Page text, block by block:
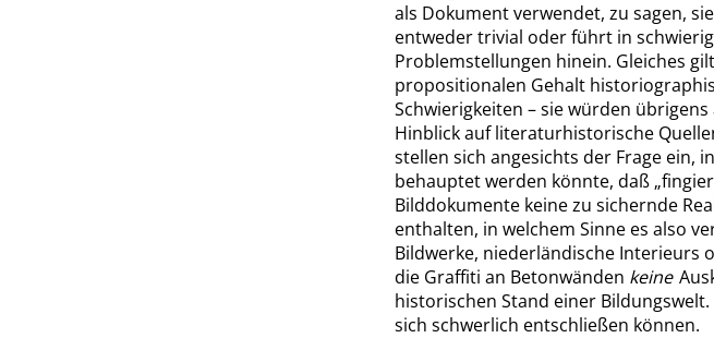
als Dokument verwendet, zu sagen,
entweder trivial oder führt in
Problemstellungen hinein. Gleiches
propositionalen Gehalt
Schwierigkeiten – sie würden
Hinblick auf literaturhistorische
stellen sich angesichts der Frage ein,
behauptet werden könnte, daß „
Bilddokumente keine zu sichernde
enthalten, in welchem Sinne es also
Bildwerke, niederländische Interieurs
die Graffiti an Betonwänden keine
historischen Stand einer
sich schwerlich entschließen können.